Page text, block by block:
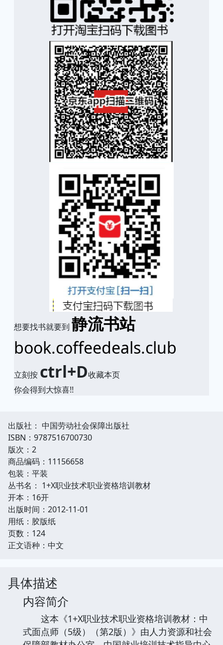
想要找书就要到 静流书站
book.coffeedeals.club
立刻按 ctrl+D收藏本页
你会得到大惊喜!!
出版社： 中国劳动社会保障出版社
ISBN：9787516700730
版次：2
商品编码：11156658
包装：平装
丛书名： 1+X职业技术职业资格培训教材
开本：16开
出版时间：2012-11-01
用纸：胶版纸
页数：124
正文语种：中文
具体描述
内容简介
这本《1+X职业技术职业资格培训教材：中
式面点师（5级）（第2版）》由人力资源和社会